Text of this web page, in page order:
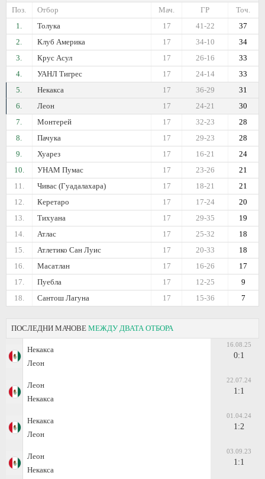
Поз. Отбор Точ.
ГР
Мач.
1.
Толука 37
41-22
17
2.
Клуб Америка 34
34-10
17
3.
Крус Асул 33
26-16
17
4.
УАНЛ Тигрес 33
24-14
17
5.
Некакса 31
36-29
17
6.
Леон 30
24-21
17
7.
Монтерей 28
32-23
17
8.
Пачука 28
29-23
17
9.
Хуарез 24
16-21
17
10.
УНАМ Пумас 21
23-26
17
11.
Чивас (Гуадалахара) 21
18-21
17
12.
Керетаро 20
17-24
17
13.
Тихуана 19
29-35
17
14.
Атлас 18
25-32
17
15.
Атлетико Сан Луис 18
20-33
17
16.
Масатлан 17
16-26
17
17.
Пуебла 9
12-25
17
18.
Сантош Лагуна 7
15-36
17
ПОСЛЕДНИ МАЧОВЕ МЕЖДУ ДВАТА ОТБОРА
Некакса
Леон
16.08.25
0:1
Леон
Некакса
22.07.24
1:1
Некакса
Леон
01.04.24
1:2
Леон
Некакса
03.09.23
1:1